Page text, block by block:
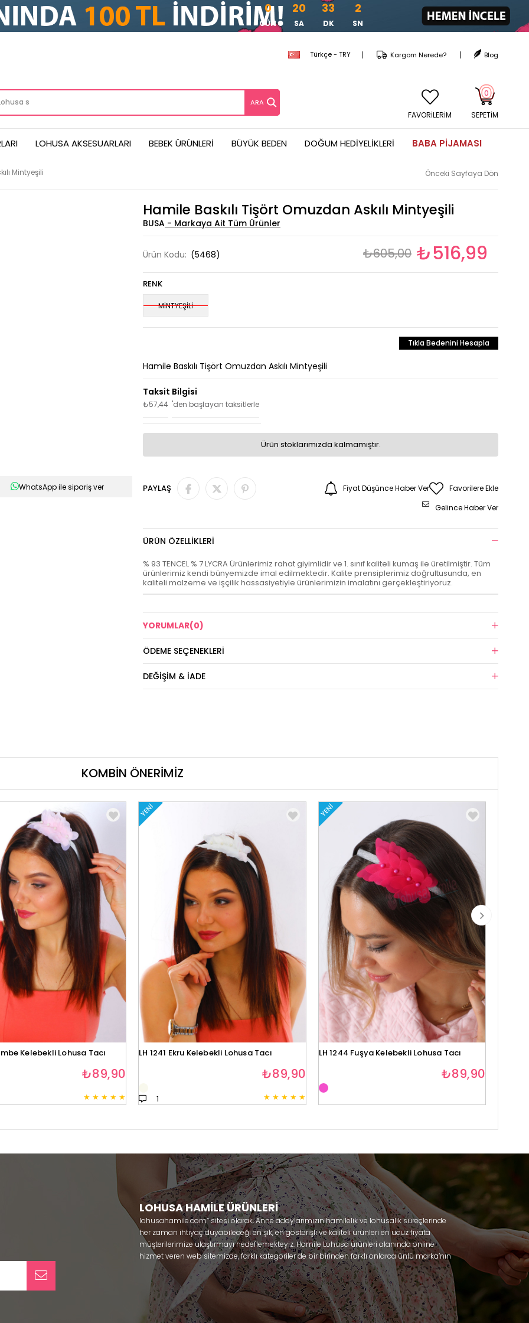
0
GÜN
20
SA
33
DK
1
SN
Türkçe - TRY Blog
Kargom Nerede?
SEPETIM
0
FAVORİLERİM
LOHUSA AKSESUARLARI BEBEK ÜRÜNLERI BÜYÜK BEDEN DOĞUM HEDIYELIKLERI BABA PIJAMASI
Mintyeşili Önceki Sayfaya Dön
WhatsApp ile sipariş ver
Hamile Baskılı Tişört Omuzdan Askılı Mintyeşili
BUSA
Ürün Kodu: (5468) ₺605,00 ₺516,99
RENK
MİNTYEŞİLİ
Tıkla Bedenini Hesapla
Hamile Baskılı Tişört Omuzdan Askılı Mintyeşili
₺57,44 'den başlayan taksitlerle
Ürün stoklarımızda kalmamıştır.
PAYLAŞ Favorilere Ekle
Fiyat Düşünce Haber Ver
Gelince Haber Ver
ÜRÜN ÖZELLIKLERI
% 93 TENCEL % 7 LYCRA Ürünlerimiz rahat giyimlidir ve 1. sınıf kaliteli kumaş ile üretilmiştir. Tüm
ürünlerimiz kendi bünyemizde imal edilmektedir. Kalite prensiplerimiz doğrultusunda, en
kaliteli malzeme ve işçilik hassasiyetiyle ürünlerimizin imalatını gerçekleştiriyoruz.
YORUMLAR(0)
ÖDEME SEÇENEKLERI
DEĞIŞIM & İADE
KOMBİN ÖNERİMİZ
Kelebekli Lohusa Tacı
★ ★ ★ ★ ★
₺89,90
YENI
LH 1241 Ekru Kelebekli Lohusa Tacı
★ ★ ★ ★ ★
1
₺89,90
YENI
LH 1244 Fuşya Kelebekli Lohusa Tacı
₺89,90
LOHUSA HAMİLE ÜRÜNLERİ
lohusahamile.com’’ sitesi olarak, Anne adaylarımızın hamilelik ve lohusalık süreçlerinde
her zaman ihtiyaç duyabileceği en şık, en gösterişli ve kaliteli ürünleri en ucuz fiyata
müşterilerimize ulaştırmayı hedeflemekteyiz. Hamile Lohusa ürünleri alanında online
hizmet veren web sitemizde, farklı kategoriler de bir birinden farklı onlarca ünlü marka’nın
ürünlerine sadece bir tık uzaklıkta olacaksınız. Hem hamilelik öncesi hem doğum sonrası
kullanabileceğiniz ürünler ile gebelik döneminizi huzur içinde geçirmenize yardımcı
olmaya çalışmaktayız. Annelerimizin ihtiyaç duydukları lohusa pijama, lohusa gecelik,
lohusa sabahlık, hamile pijama, hamile gecelik, Emzirme sütyeni, Emzirme atleti, Lohusa
taç ve terlik gibi ürünleri bir çok model seçenekleriyle bir birinden güzel kombinler